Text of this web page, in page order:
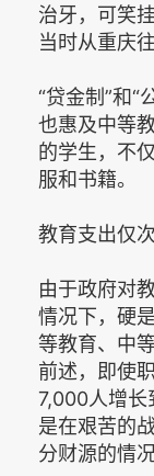
治牙，可笑
当时从重庆
“贷金制”和“
也惠及中等
的学生，不
服和书籍。
教育支出仅
由于政府对
情况下，硬
等教育、中
前述，即使
7,000人增
是在艰苦的
分财源的情